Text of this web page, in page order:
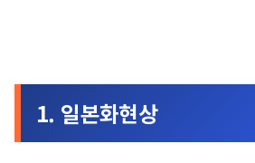
1. 일본화현상